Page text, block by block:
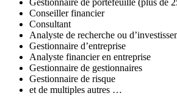
Gestionnaire de portefeuille (plus de
Conseiller financier
Consultant
Analyste de recherche ou
Gestionnaire d’entreprise
Analyste financier en entreprise
Gestionnaire de gestionnaires
Gestionnaire de risque
et de multiples autres …